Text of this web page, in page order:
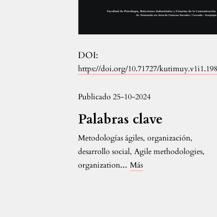
DOI:
https://doi.org/10.71727/
Publicado 25-10-2024
Palabras clave
Metodologías ágiles, organización,
desarrollo social, Agile methodologies,
organization... Más